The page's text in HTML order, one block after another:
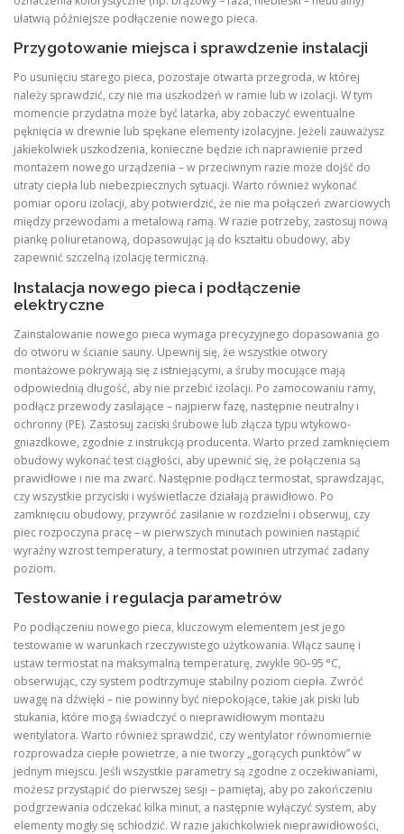
ułatwią późniejsze podłączenie nowego pieca.
Przygotowanie miejsca i sprawdzenie instalacji
Po usunięciu starego pieca, pozostaje otwarta przegroda, w której
należy sprawdzić, czy nie ma uszkodzeń w ramie lub w izolacji. W tym
momencie przydatna może być latarka, aby zobaczyć ewentualne
pęknięcia w drewnie lub spękane elementy izolacyjne. Jeżeli zauważysz
jakiekolwiek uszkodzenia, konieczne będzie ich naprawienie przed
montażem nowego urządzenia – w przeciwnym razie może dojść do
utraty ciepła lub niebezpiecznych sytuacji. Warto również wykonać
pomiar oporu izolacji, aby potwierdzić, że nie ma połączeń zwarciowych
między przewodami a metalową ramą. W razie potrzeby, zastosuj nową
piankę poliuretanową, dopasowując ją do kształtu obudowy, aby
zapewnić szczelną izolację termiczną.
Instalacja nowego pieca i podłączenie
elektryczne
Zainstalowanie nowego pieca wymaga precyzyjnego dopasowania go
do otworu w ścianie sauny. Upewnij się, że wszystkie otwory
montażowe pokrywają się z istniejącymi, a śruby mocujące mają
odpowiednią długość, aby nie przebić izolacji. Po zamocowaniu ramy,
podłącz przewody zasilające – najpierw fazę, następnie neutralny i
ochronny (PE). Zastosuj zaciski śrubowe lub złącza typu wtykowo-
gniazdkowe, zgodnie z instrukcją producenta. Warto przed zamknięciem
obudowy wykonać test ciągłości, aby upewnić się, że połączenia są
prawidłowe i nie ma zwarć. Następnie podłącz termostat, sprawdzając,
czy wszystkie przyciski i wyświetlacze działają prawidłowo. Po
zamknięciu obudowy, przywróć zasilanie w rozdzielni i obserwuj, czy
piec rozpoczyna pracę – w pierwszych minutach powinien nastąpić
wyraźny wzrost temperatury, a termostat powinien utrzymać zadany
poziom.
Testowanie i regulacja parametrów
Po podłączeniu nowego pieca, kluczowym elementem jest jego
testowanie w warunkach rzeczywistego użytkowania. Włącz saunę i
ustaw termostat na maksymalną temperaturę, zwykle 90–95 °C,
obserwując, czy system podtrzymuje stabilny poziom ciepła. Zwróć
uwagę na dźwięki – nie powinny być niepokojące, takie jak piski lub
stukania, które mogą świadczyć o nieprawidłowym montażu
wentylatora. Warto również sprawdzić, czy wentylator równomiernie
rozprowadza ciepłe powietrze, a nie tworzy „gorących punktów” w
jednym miejscu. Jeśli wszystkie parametry są zgodne z oczekiwaniami,
możesz przystąpić do pierwszej sesji – pamiętaj, aby po zakończeniu
podgrzewania odczekać kilka minut, a następnie wyłączyć system, aby
elementy mogły się schłodzić. W razie jakichkolwiek nieprawidłowości,